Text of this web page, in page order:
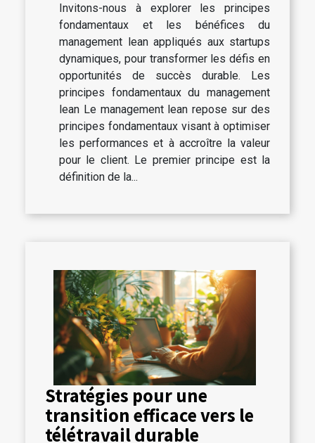
Invitons-nous à explorer les principes
fondamentaux et les bénéfices du
management lean appliqués aux startups
dynamiques, pour transformer les défis en
opportunités de succès durable. Les
principes fondamentaux du management
lean Le management lean repose sur des
principes fondamentaux visant à optimiser
les performances et à accroître la valeur
pour le client. Le premier principe est la
définition de la...
Stratégies pour une
transition efficace vers le
télétravail durable